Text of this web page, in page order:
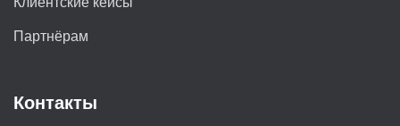
Партнёрам
Контакты